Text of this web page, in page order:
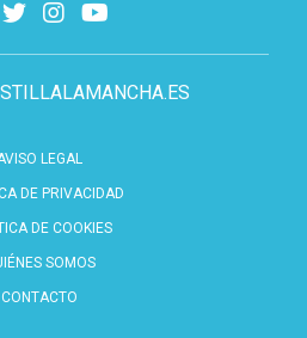
LEGAL
DE PRIVACIDAD
DE COOKIES
SOMOS
CONTACTO